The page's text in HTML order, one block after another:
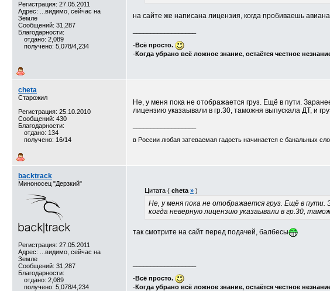
Регистрация: 27.05.2011
Адрес: ...видимо, сейчас на
Земле
Сообщений: 31,287
Благодарности:
отдано: 2,089
получено: 5,078/4,234
на сайте же написана лицензия, когда пробиваешь
-Всё просто.
-Когда убрано всё ложное знание, остаётся честное
cheta
Старожил
Регистрация: 25.10.2010
Сообщений: 430
Благодарности:
отдано: 134
получено: 16/14
Не, у меня пока не отображается груз. Ещё в пути.
лицензию указаывали в гр.30, таможня выпускала ДТ, и
в России любая затеваемая гадость начинается с банальных
backtrack
Миноносец "Дерзкий"
Регистрация: 27.05.2011
Адрес: ...видимо, сейчас на
Земле
Сообщений: 31,287
Благодарности:
отдано: 2,089
получено: 5,078/4,234
Цитата ( cheta » )
Не, у меня пока не отображается груз. Ещё в пути.
когда неверную лицензию указаывали в гр.30,
так смотрите на сайт перед подачей, балбесы
-Всё просто.
-Когда убрано всё ложное знание, остаётся честное